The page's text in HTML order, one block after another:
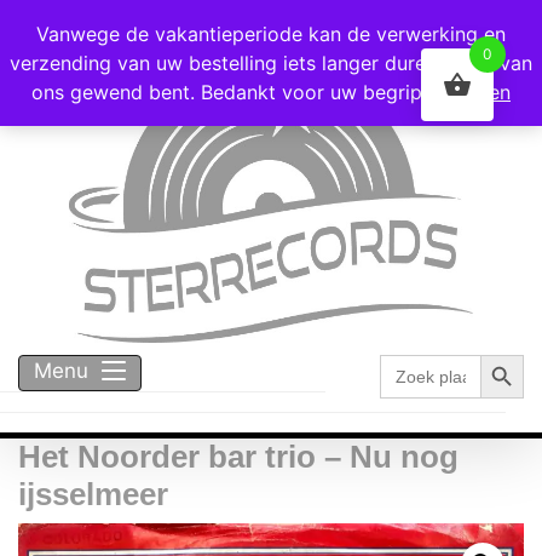
Voor 16:00 besteld = vandaag verzonden!
Menu
Zoek
naar:
Het Noorder bar trio – Nu nog
ijsselmeer
Vanwege de vakantieperiode kan de verwerking en
verzending van uw bestelling iets langer duren dan u van
ons gewend bent. Bedankt voor uw begrip!
Negeren
0